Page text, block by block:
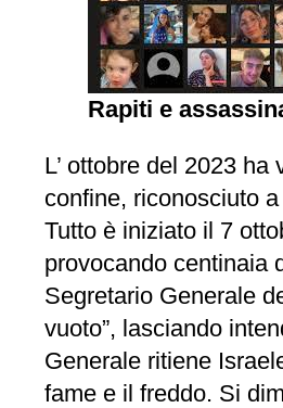
Rapiti e
L’ ottobre del 2023
confine, riconosciuto
Tutto è iniziato il 7
provocando centinaia
Segretario Generale
vuoto”, lasciando
Generale ritiene
fame e il freddo. Si